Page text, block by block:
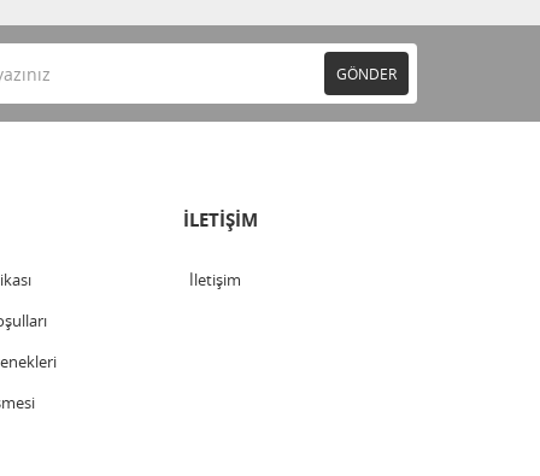
GÖNDER
İLETİŞİM
İletişim